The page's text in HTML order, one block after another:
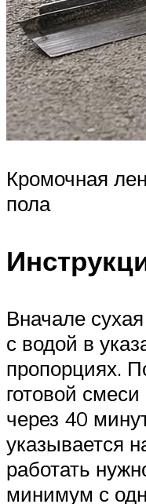
Кромочная
пола
Вначале
с водой в
пропорциях.
готовой
через 40
указывается
работать
минимум с